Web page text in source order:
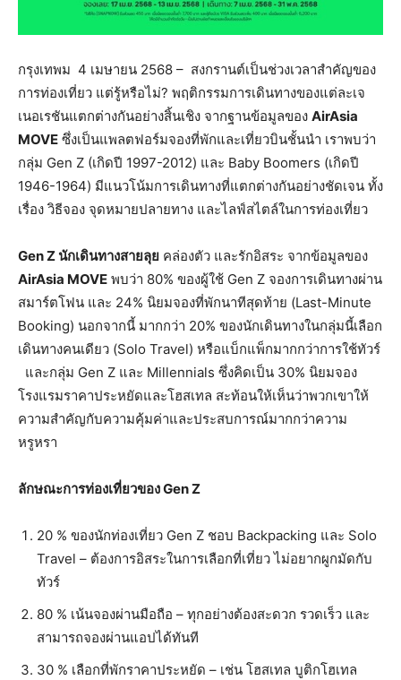
กรุงเทพม 4 เมษายน 2568 – สงกรานต์เป็นช่วงเวลาสำคัญของ
การท่องเที่ยว แต่รู้หรือไม่? พฤติกรรมการเดินทางของแต่ละเจ
เนอเรชันแตกต่างกันอย่างสิ้นเชิง จากฐานข้อมูลของ AirAsia
MOVE ซึ่งเป็นแพลตฟอร์มจองที่พักและเที่ยวบินชั้นนำ เราพบว่า
กลุ่ม Gen Z (เกิดปี 1997-2012) และ Baby Boomers (เกิดปี
1946-1964) มีแนวโน้มการเดินทางที่แตกต่างกันอย่างชัดเจน ทั้ง
เรื่อง วิธีจอง จุดหมายปลายทาง และไลฟ์สไตล์ในการท่องเที่ยว
Gen Z นักเดินทางสายลุย คล่องตัว และรักอิสระ จากข้อมูลของ
AirAsia MOVE พบว่า 80% ของผู้ใช้ Gen Z จองการเดินทางผ่าน
สมาร์ตโฟน และ 24% นิยมจองที่พักนาทีสุดท้าย (Last-Minute
Booking) นอกจากนี้ มากกว่า 20% ของนักเดินทางในกลุ่มนี้เลือก
เดินทางคนเดียว (Solo Travel) หรือแบ็กแพ็กมากกว่าการใช้ทัวร์
และกลุ่ม Gen Z และ Millennials ซึ่งคิดเป็น 30% นิยมจอง
โรงแรมราคาประหยัดและโฮสเทล สะท้อนให้เห็นว่าพวกเขาให้
ความสำคัญกับความคุ้มค่าและประสบการณ์มากกว่าความ
หรูหรา
ลักษณะการท่องเที่ยวของGen Z
20 % ของนักท่องเที่ยว Gen Z ชอบ Backpacking และ Solo
Travel – ต้องการอิสระในการเลือกที่เที่ยว ไม่อยากผูกมัดกับ
ทัวร์
80 % เน้นจองผ่านมือถือ – ทุกอย่างต้องสะดวก รวดเร็ว และ
สามารถจองผ่านแอปได้ทันที
30 % เลือกที่พักราคาประหยัด – เช่น โฮสเทล บูติกโฮเทล